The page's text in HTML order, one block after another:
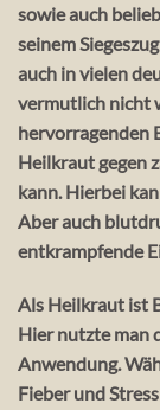
sowie auch
seinem
auch in vielen
vermutlich nicht
hervorragenden
Heilkraut gegen
kann. Hierbei
Aber auch
entkrampfende
Als Heilkraut ist
Hier nutzte man
Anwendung.
Fieber und